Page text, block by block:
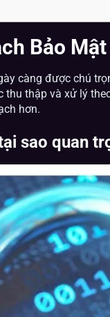
Bảo
càng được chú
thập và xử lý
hơn.
sao quan